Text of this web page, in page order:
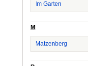
Im Garten
M
Matzenberg